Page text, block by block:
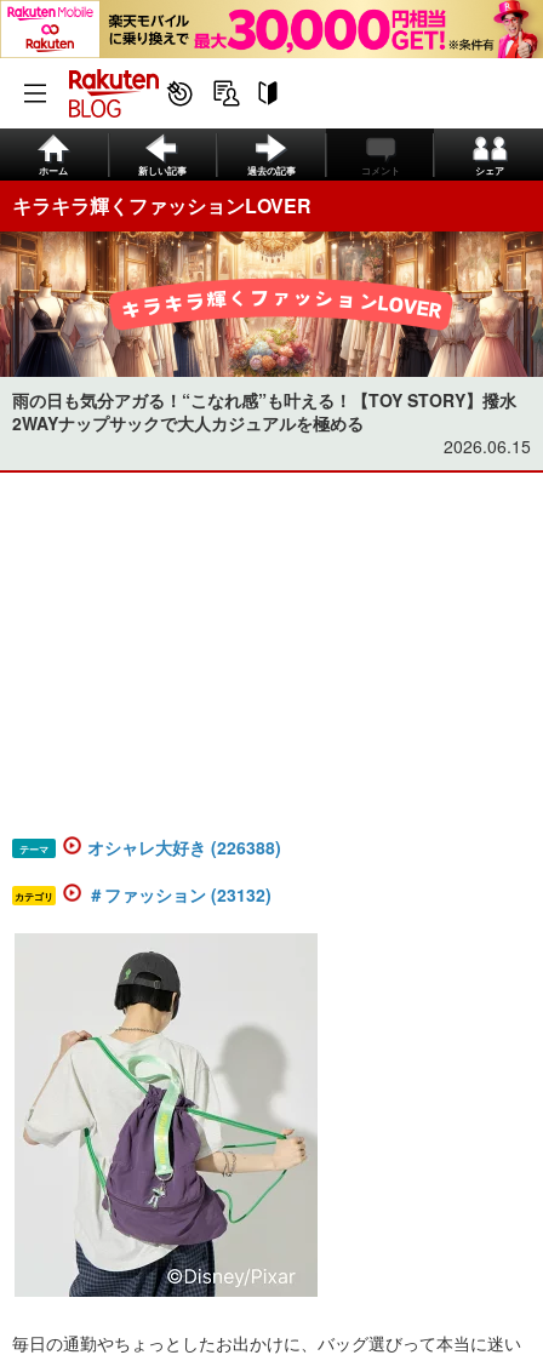
ホーム 新しい記事 過去の記事 コメント シェア
キラキラ輝くファッションLOVER
雨の日も気分アガる！“こなれ感”も叶える！【TOY STORY】撥水
2WAYナップサックで大人カジュアルを極める
2026.06.15
テーマ オシャレ大好き (226388)
カテゴリ ＃ファッション (23132)
毎日の通勤やちょっとしたお出かけに、バッグ選びって本当に迷い